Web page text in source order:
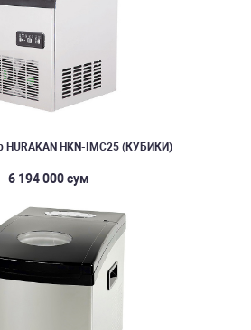
HURAKAN HKN-IMC25 (КУБИКИ)
6 194 000 сум